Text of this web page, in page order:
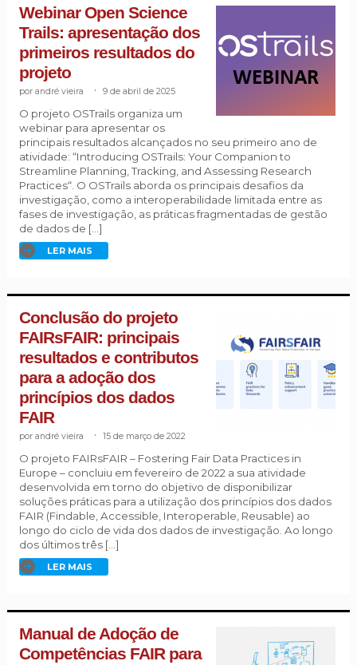
Webinar Open Science
Trails: apresentação dos
primeiros resultados do
projeto
andré vieira 9 de abril de 2025
O projeto OSTrails organiza um
webinar para apresentar os
principais resultados alcançados no seu primeiro ano de
atividade: “Introducing OSTrails: Your Companion to
Streamline Planning, Tracking, and Assessing Research
Practices“. O OSTrails aborda os principais desafios da
investigação, como a interoperabilidade limitada entre as
fases de investigação, as práticas fragmentadas de gestão
de dados de […]
LER MAIS
Conclusão do projeto
FAIRsFAIR: principais
resultados e contributos
para a adoção dos
princípios dos dados
FAIR
andré vieira 15 de março de 2022
O projeto FAIRsFAIR – Fostering Fair Data Practices in
Europe – concluiu em fevereiro de 2022 a sua atividade
desenvolvida em torno do objetivo de disponibilizar
soluções práticas para a utilização dos princípios dos dados
FAIR (Findable, Accessible, Interoperable, Reusable) ao
longo do ciclo de vida dos dados de investigação. Ao longo
dos últimos três […]
LER MAIS
Manual de Adoção de
Competências FAIR para